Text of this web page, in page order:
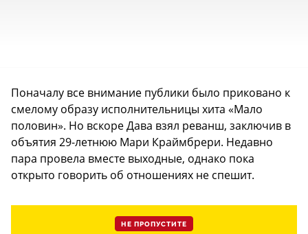
Поначалу все внимание публики было приковано к
смелому образу исполнительницы хита «Мало
половин». Но вскоре Дава взял реванш, заключив в
объятия 29-летнюю Мари Краймбрери. Недавно
пара провела вместе выходные, однако пока
открыто говорить об отношениях не спешит.
НЕ ПРОПУСТИТЕ